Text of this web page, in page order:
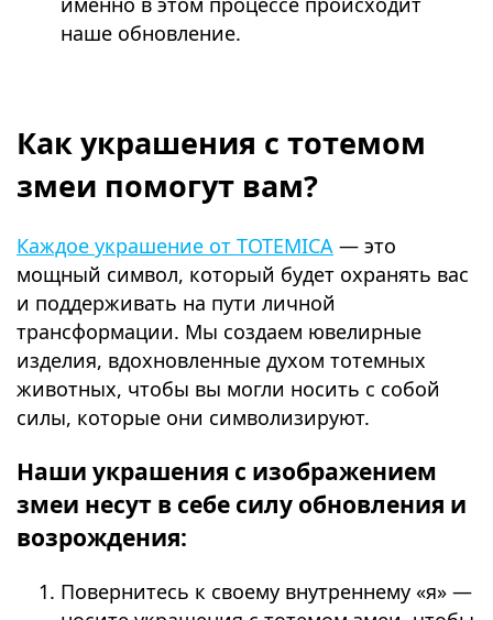
наше обновление.
Как украшения с тотемом
змеи помогут вам?
Каждое украшение от TOTEMICA — это
мощный символ, который будет охранять вас
и поддерживать на пути личной
трансформации. Мы создаем ювелирные
изделия, вдохновленные духом тотемных
животных, чтобы вы могли носить с собой
силы, которые они символизируют.
Наши украшения с изображением
змеи несут в себе силу обновления и
возрождения:
Повернитесь к своему внутреннему «я» —